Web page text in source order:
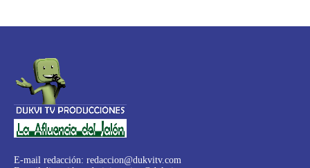
E-mail redacción: redaccion@dukvitv.com